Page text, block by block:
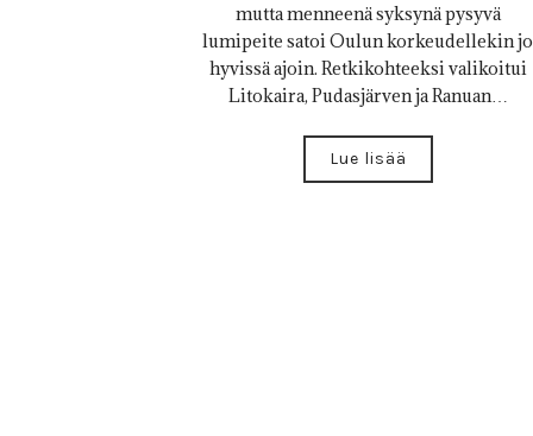
mutta menneenä syksynä pysyvä
lumipeite satoi Oulun korkeudellekin jo
hyvissä ajoin. Retkikohteeksi valikoitui
Litokaira, Pudasjärven ja Ranuan…
Lue lisää